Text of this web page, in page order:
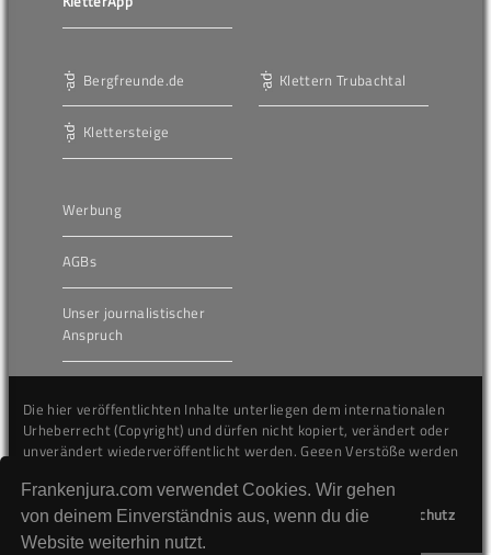
Frankenjura.com verwendet Cookies. Wir gehen
von deinem Einverständnis aus, wenn du die
Website weiterhin nutzt.
Bergfreunde.de
Klettersteige
Klettern Trubachtal
Werbung
AGBs
Unser journalistischer
Anspruch
Die hier veröffentlichten Inhalte unterliegen dem internationalen
Urheberrecht (Copyright) und dürfen nicht kopiert, verändert oder
unverändert wiederveröffentlicht werden. Gegen Verstöße werden
Kontakt
Impressum Datenschutz